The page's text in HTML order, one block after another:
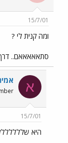
15/7/01
ומה קנית לי ?
סתאאאאאם.. דרך
א
15/7/01
היא